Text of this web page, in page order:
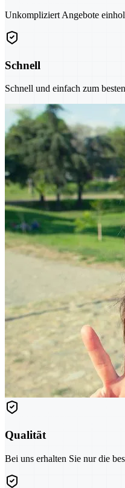
Unkompliziert Angebote
Schnell
Schnell und einfach zum
Qualität
Bei uns erhalten Sie nur die